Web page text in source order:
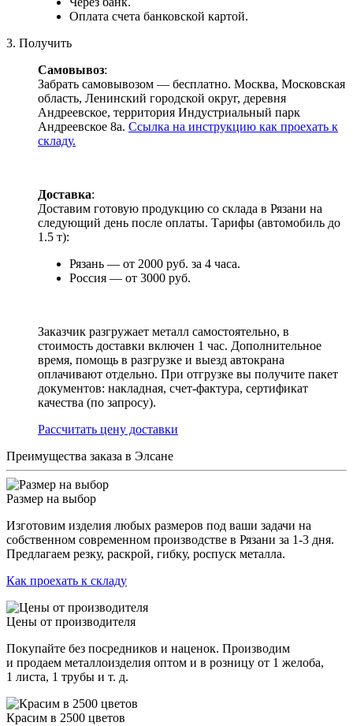
Оплата счета банковской картой.
3. Получить
Самовывоз:
Забрать самовывозом — бесплатно. Москва, Московская
область, Ленинский городской округ, деревня
Андреевское, территория Индустриальный парк
Андреевское 8а. Ссылка на инструкцию как проехать к
складу.
Доставка:
Доставим готовую продукцию со склада в Рязани на
следующий день после оплаты. Тарифы (автомобиль до
1.5 т):
Рязань — от 2000 руб. за 4 часа.
Россия — от 3000 руб.
Заказчик разгружает металл самостоятельно, в
стоимость доставки включен 1 час. Дополнительное
время, помощь в разгрузке и выезд автокрана
оплачивают отдельно. При отгрузке вы получите пакет
документов: накладная, счет-фактура, сертификат
качества (по запросу).
Раcсчитать цену доставки
Преимущества заказа в Элсане
Размер на выбор
Изготовим изделия любых размеров под ваши задачи на
собственном современном производстве в Рязани за 1-3 дня.
Предлагаем резку, раскрой, гибку, роспуск металла.
Как проехать к складу
Цены от производителя
Покупайте без посредников и наценок. Производим
и продаем металлоизделия оптом и в розницу от 1 желоба,
1 листа, 1 трубы и т. д.
Красим в 2500 цветов